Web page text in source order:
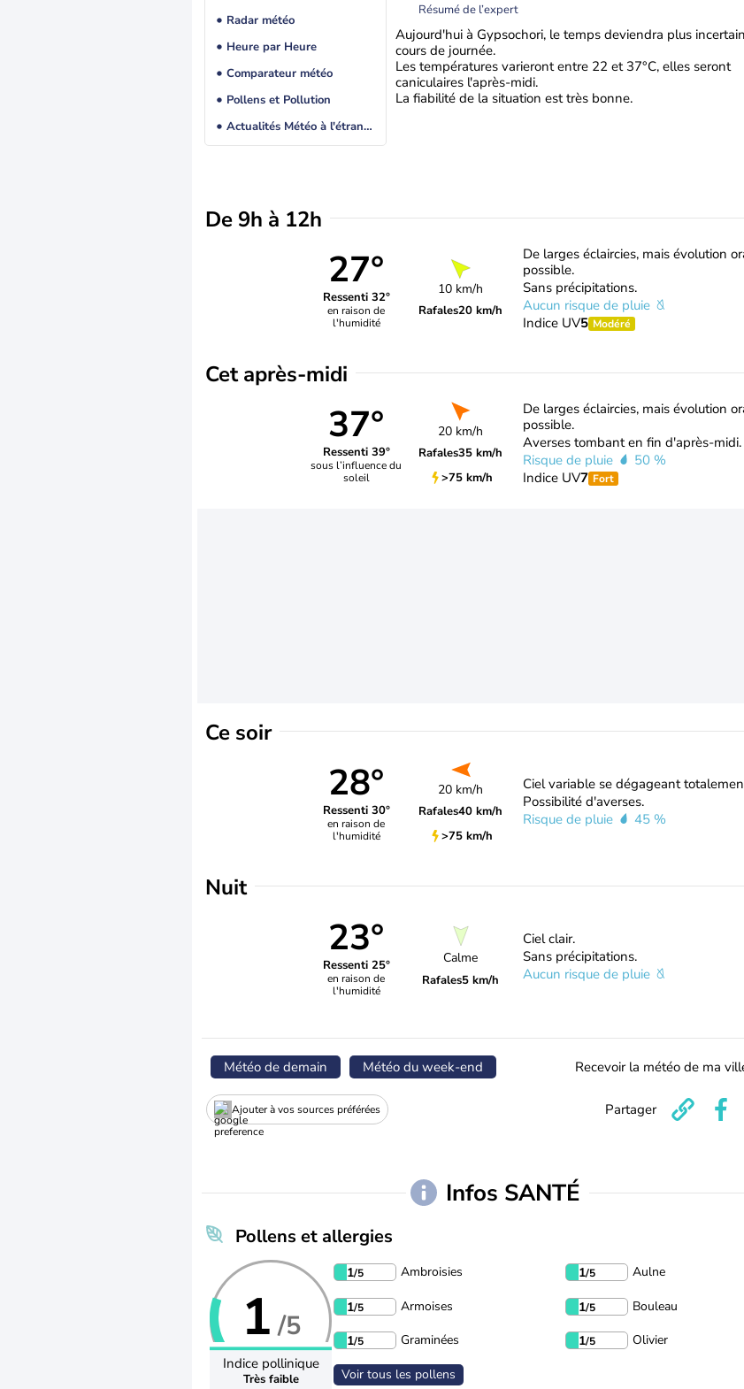
Radar météo
Heure par Heure
Comparateur météo
Pollens et Pollution
Actualités Météo à l'étranger
Résumé de l’expert
Aujourd'hui à Gypsochori, le temps deviendra plus
cours de journée.
Les températures varieront entre 22 et 37°C, elles seront
caniculaires l'après-midi.
La fiabilité de la situation est très bonne.
De 9h à 12h
27°
Ressenti 32°
en raison de
l'humidité
10 km/h
Rafales20 km/h
De larges éclaircies, mais évolution
possible.
Sans précipitations.
Aucun risque de pluie
Indice UV5 Modéré
Cet après-midi
37°
Ressenti 39°
sous l’influence du
soleil
20 km/h
Rafales35 km/h
>75 km/h
De larges éclaircies, mais évolution
possible.
Averses tombant en fin d'après-midi.
Risque de pluie
50 %
Indice UV7 Fort
Ce soir
28°
Ressenti 30°
en raison de
l'humidité
20 km/h
Rafales40 km/h
>75 km/h
Ciel variable se dégageant
Possibilité d'averses.
Risque de pluie
45 %
Nuit
23°
Ressenti 25°
en raison de
l'humidité
Calme
Rafales5 km/h
Ciel clair.
Sans précipitations.
Aucun risque de pluie
Météo de demain Météo du week-end Recevoir la météo de ma
Ajouter à vos sources préférées Partager
Infos SANTÉ
Pollens et allergies
1 /5
Indice pollinique
Très faible
1/5 Ambroisies 1/5 Aulne
1/5 Armoises 1/5 Bouleau
1/5 Graminées 1/5 Olivier
Voir tous les pollens